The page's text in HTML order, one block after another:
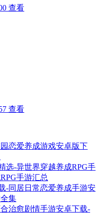
查看
查看
恋爱养成游戏安卓版下
选-异世界穿越养成RPG手
手游汇总
-同居日常恋爱养成手游安
集
治愈剧情手游安卓下载-